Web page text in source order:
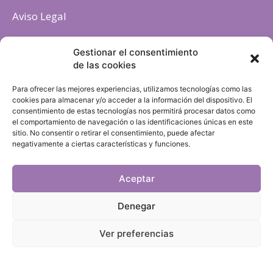
Gestionar el consentimiento
de las cookies
Para ofrecer las mejores experiencias, utilizamos tecnologías como las
cookies para almacenar y/o acceder a la información del dispositivo. El
consentimiento de estas tecnologías nos permitirá procesar datos como
el comportamiento de navegación o las identificaciones únicas en este
sitio. No consentir o retirar el consentimiento, puede afectar
negativamente a ciertas características y funciones.
Aceptar
Denegar
Ver preferencias
Aviso Legal
Política de cookies